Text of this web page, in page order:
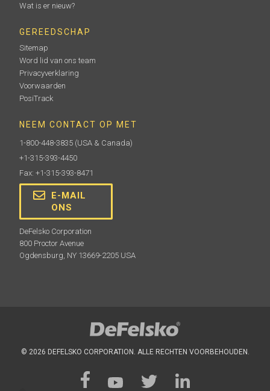
Wat is er nieuw?
GEREEDSCHAP
Sitemap
Word lid van ons team
Privacyverklaring
Voorwaarden
PosiTrack
NEEM CONTACT OP MET
1-800-448-3835 (USA & Canada)
+1-315-393-4450
Fax: +1-315-393-8471
E-MAIL
ONS
DeFelsko Corporation
800 Proctor Avenue
Ogdensburg, NY 13669-2205 USA
© 2026 DEFELSKO CORPORATION. ALLE RECHTEN VOORBEHOUDEN.